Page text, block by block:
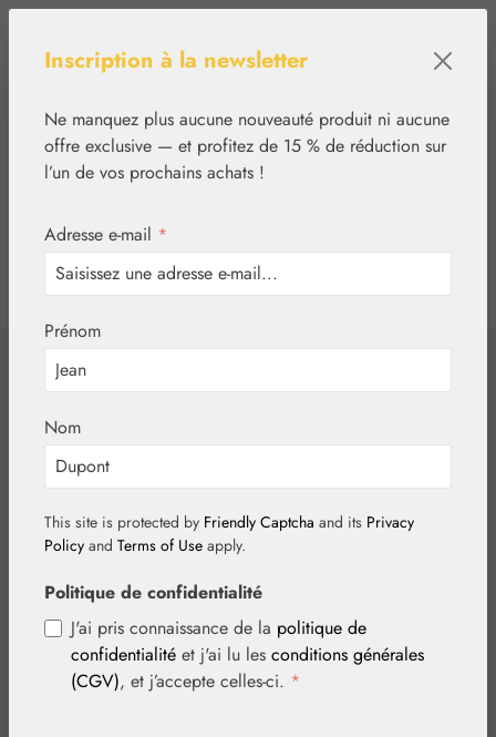
tcinn-a11y-toolbar.show
Huile de feuille de
laurier
Ignorer la galerie d'images
Inscription à la newsletter
Ne manquez plus aucune nouveauté produit ni aucune
offre exclusive — et profitez de 15 % de réduction sur
l’un de vos prochains achats !
Adresse e-mail *
Prénom
Nom
This site is protected by Friendly Captcha and its Privacy
Policy and Terms of Use apply.
Politique de confidentialité
J'ai pris connaissance de la politique de
confidentialité et j'ai lu les conditions générales
(CGV), et j’accepte celles-ci. *